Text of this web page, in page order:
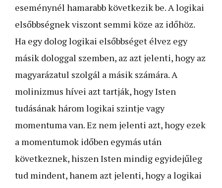
eseménynél hamarabb következik be. A logikai
elsőbbségnek viszont semmi köze az időhöz.
Ha egy dolog logikai elsőbbséget élvez egy
másik dologgal szemben, az azt jelenti, hogy az
magyarázatul szolgál a másik számára. A
molinizmus hívei azt tartják, hogy Isten
tudásának három logikai szintje vagy
momentuma van. Ez nem jelenti azt, hogy ezek
a momentumok időben egymás után
következnek, hiszen Isten mindig egyidejűleg
tud mindent, hanem azt jelenti, hogy a logikai